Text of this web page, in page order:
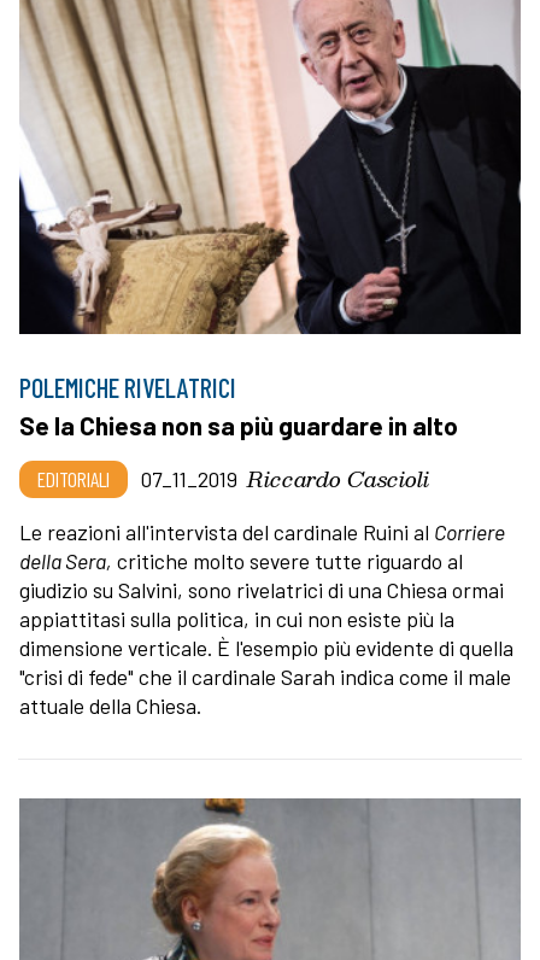
POLEMICHE RIVELATRICI
Se la Chiesa non sa più guardare in alto
EDITORIALI 07_11_2019 Riccardo Cascioli
Le reazioni all'intervista del cardinale Ruini al Corriere
della Sera, critiche molto severe tutte riguardo al
giudizio su Salvini, sono rivelatrici di una Chiesa ormai
appiattitasi sulla politica, in cui non esiste più la
dimensione verticale. È l'esempio più evidente di quella
"crisi di fede" che il cardinale Sarah indica come il male
attuale della Chiesa.